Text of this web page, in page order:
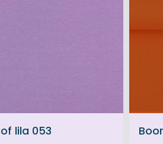
lila 053